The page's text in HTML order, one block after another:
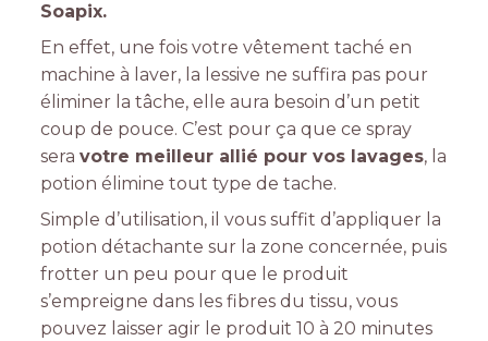
Soapix.
En effet, une fois votre vêtement taché en
machine à laver, la lessive ne suffira pas pour
éliminer la tâche, elle aura besoin d’un petit
coup de pouce. C’est pour ça que ce spray
seravotre meilleur allié pour vos lavages, la
potion élimine tout type de tache.
Simple d’utilisation, il vous suffit d’appliquer la
potion détachante sur la zone concernée, puis
frotter un peu pour que le produit
s’empreigne dans les fibres du tissu, vous
pouvez laisser agir le produit 10 à 20 minutes